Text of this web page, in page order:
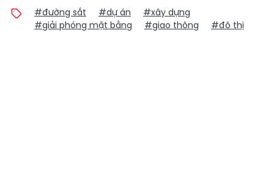
#đường sắt #dự án
#xây dựng
#giải phóng mặt bằng
#giao thông #đô thị